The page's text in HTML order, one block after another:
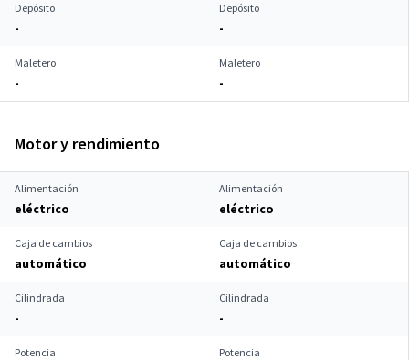
Depósito
-
Depósito
-
Maletero
-
Maletero
-
Motor y rendimiento
Alimentación
eléctrico
Alimentación
eléctrico
Caja de cambios
automático
Caja de cambios
automático
Cilindrada
-
Cilindrada
-
Potencia Potencia